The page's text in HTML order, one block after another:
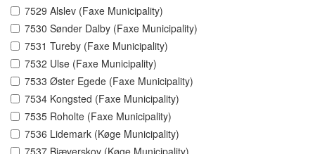
7529 Alslev (Faxe Municipality)
7530 Sønder Dalby (Faxe Municipality)
7531 Tureby (Faxe Municipality)
7532 Ulse (Faxe Municipality)
7533 Øster Egede (Faxe Municipality)
7534 Kongsted (Faxe Municipality)
7535 Roholte (Faxe Municipality)
7536 Lidemark (Køge Municipality)